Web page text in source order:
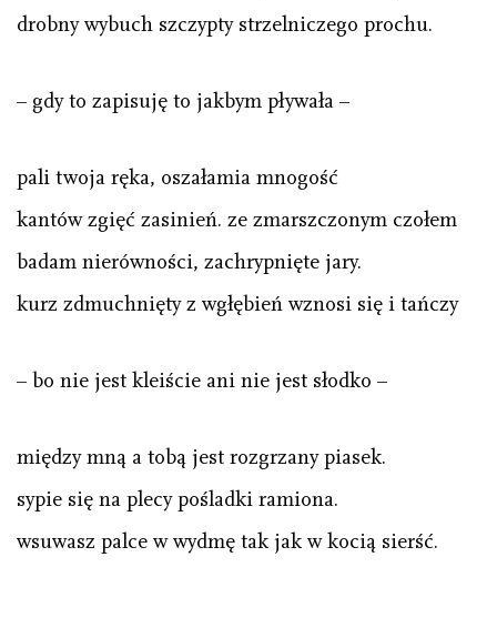
drobny wybuch szczypty strzelniczego prochu.
– gdy to zapisuję to jakbym pływała –
pali twoja ręka, oszałamia mnogość
kantów zgięć zasinień. ze zmarszczonym czołem
badam nierówności, zachrypnięte jary.
kurz zdmuchnięty z wgłębień wznosi się i tańczy
– bo nie jest kleiście ani nie jest słodko –
między mną a tobą jest rozgrzany piasek.
sypie się na plecy pośladki ramiona.
wsuwasz palce w wydmę tak jak w kocią sierść.